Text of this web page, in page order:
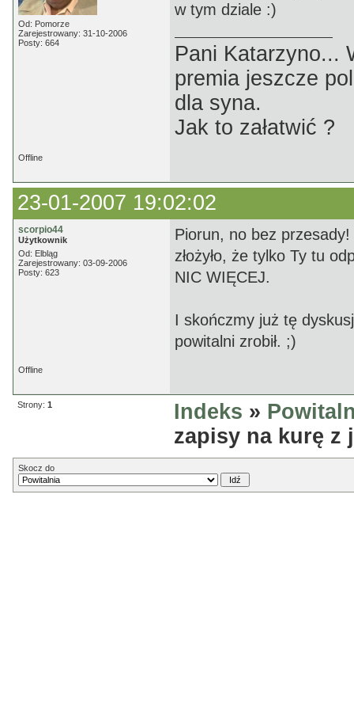
Od: Pomorze
Zarejestrowany: 31-10-2006
Posty: 664
w tym dziale :)
Pani Katarzyno...
premia jeszcze
dla syna.
Jak to załatwić ?
Offline
23-01-2007 19:02:02
scorpio44
Użytkownik
Od: Elbląg
Zarejestrowany: 03-09-2006
Posty: 623
Piorun, no bez
złożyło, że tylko Ty tu
NIC WIĘCEJ.
I skończmy już tę
powitalni zrobił. ;)
Offline
Strony: 1 Indeks »
zapisy na kurę z
Skocz do